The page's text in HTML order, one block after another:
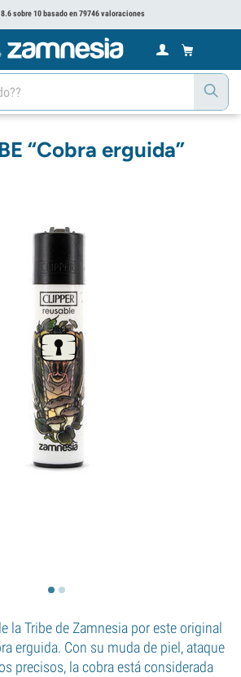
8.6 sobre 10 basado en 79746 valoraciones
“Cobra erguida”
la Tribe de Zamnesia por este original
erguida. Con su muda de piel, ataque
precisos, la cobra está considerada